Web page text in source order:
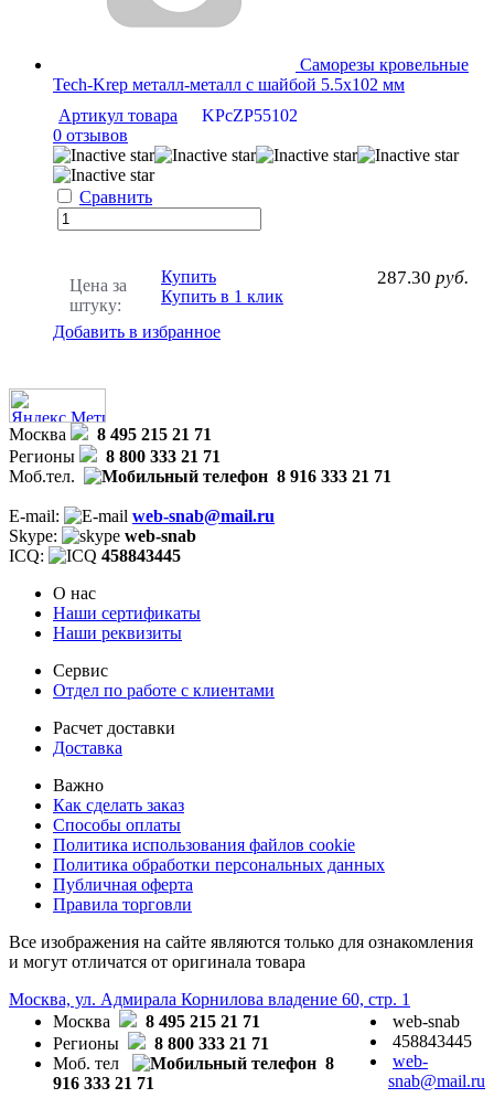
Саморезы кровельные
Tech-Krep металл-металл с шайбой 5.5х102 мм
Артикул товара
KPcZP55102
0 отзывов
Сравнить
Цена за
штуку:
287.30 руб.
Купить
Купить в 1 клик
Добавить в избранное
Москва
8 495 215 21 71
Регионы
8 800 333 21 71
Моб.тел.
8 916 333 21 71
E-mail:
web-snab@mail.ru
Skype:
web-snab
ICQ:
458843445
О нас
Наши сертификаты
Наши реквизиты
Сервис
Отдел по работе с клиентами
Расчет доставки
Доставка
Важно
Как сделать заказ
Способы оплаты
Политика использования файлов cookie
Политика обработки персональных данных
Публичная оферта
Правила торговли
Все изображения на сайте являются только для ознакомления
и могут отличатся от оригинала товара
Москва, ул. Адмирала Корнилова владение 60, стр. 1
Москва
8 495 215 21 71
Регионы
8 800 333 21 71
Моб. тел
8
916 333 21 71
web-snab
458843445
web-
snab@mail.ru